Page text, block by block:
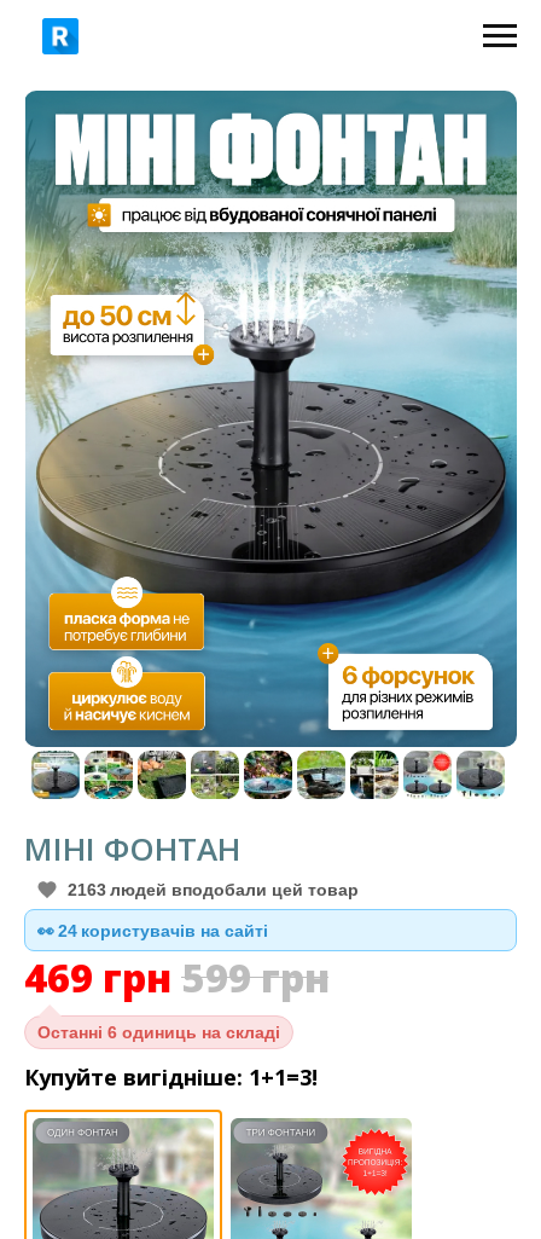
МІНІ ФОНТАН
2163 людей вподобали цей товар
👀24 користувачів на сайті
469 грн 599грн
Останні 6 одиниць на складі
Купуйте вигідніше: 1+1=3!